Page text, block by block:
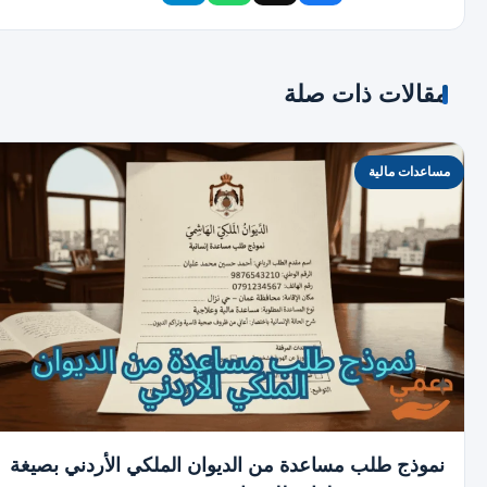
مقالات ذات صلة
مساعدات مالية
نموذج طلب مساعدة من الديوان الملكي الأردني بصيغة